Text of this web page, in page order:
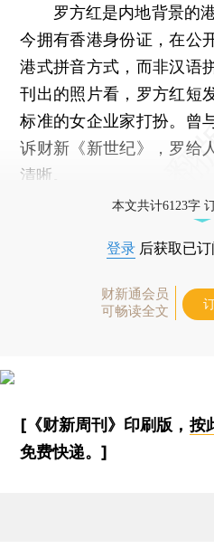
罗方红是内地背景的港
今拥有香港身份证，在公
港式拼音方式，而非汉语
刊出的照片看，罗方红短
标准的女企业家打扮。曾
诉财新《新世纪》，罗给
清晰。
本文共计6123字
登录 后获取已
财新通会员
可畅读全文
[《财新周刊》印刷版， 按
免费快递。]